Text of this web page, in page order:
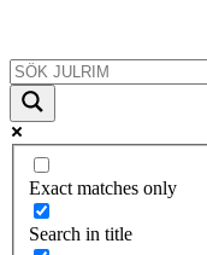
Exact matches only
Search in title